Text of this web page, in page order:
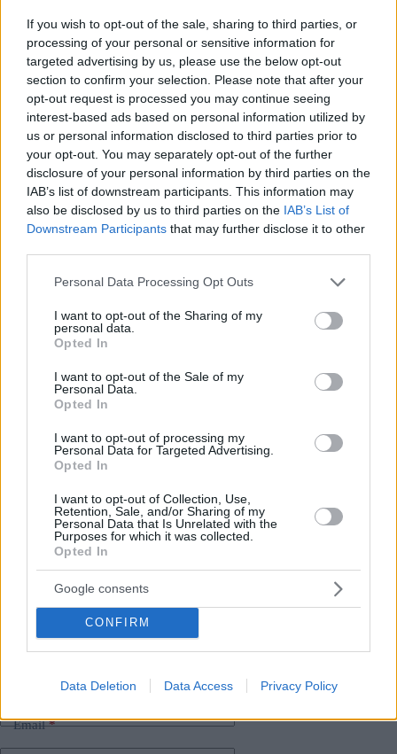
If you wish to opt-out of the sale, sharing to third parties, or
processing of your personal or sensitive information for
targeted advertising by us, please use the below opt-out
section to confirm your selection. Please note that after your
opt-out request is processed you may continue seeing
interest-based ads based on personal information utilized by
us or personal information disclosed to third parties prior to
your opt-out. You may separately opt-out of the further
disclosure of your personal information by third parties on the
IAB’s list of downstream participants. This information may
also be disclosed by us to third parties on the IAB’s List of
Downstream Participants that may further disclose it to other
Please note that this website/app uses one or more Google
not limited to your visit or usage behaviour. You may click to
grant or deny consent to Google and its third-party tags to
use your data for below specified purposes in below Google
consent section.
Personal Data Processing Opt Outs
I want to opt-out of the Sharing of my
personal data.
Opted In
I want to opt-out of the Sale of my
Personal Data.
Opted In
I want to opt-out of processing my
Personal Data for Targeted Advertising.
Opted In
I want to opt-out of Collection, Use,
Retention, Sale, and/or Sharing of my
Personal Data that Is Unrelated with the
Purposes for which it was collected.
Opted In
Google consents
CONFIRM
Data Deletion Data Access Privacy Policy
diciamo loro che noi ungheresi non vogliamo la guerra, ma la
pace; non eroi morti, ma uomini, mariti e padri vivi,” ha detto.
della memoria in onore degli eroi ungheresi il 19 luglio 2001.
Il figlio del primo ministro Orán sta aiutando
l’intelligence militare russa? Leggi di più
Airbus H225M aggiunti alla flotta ungherese
budapest #commemorazione #governo ungherese
ungheria
Your email address will not be published.
Email*